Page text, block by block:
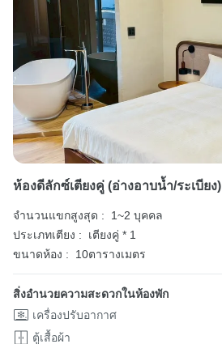
ห้องดีลักซ์เตียงคู่ (อ่างอาบน้ำ/ระเบียง)
จำนวนแขกสูงสุด :
1~2 บุคคล
ประเภทเตียง :
เตียงคู่ * 1
ขนาดห้อง :
10ตารางเมตร
สิ่งอำนวยความสะดวกในห้องพัก
เครื่องปรับอากาศ
ตู้เสื้อผ้า